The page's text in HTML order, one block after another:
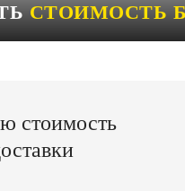
СТОИМОСТЬ
стоимость